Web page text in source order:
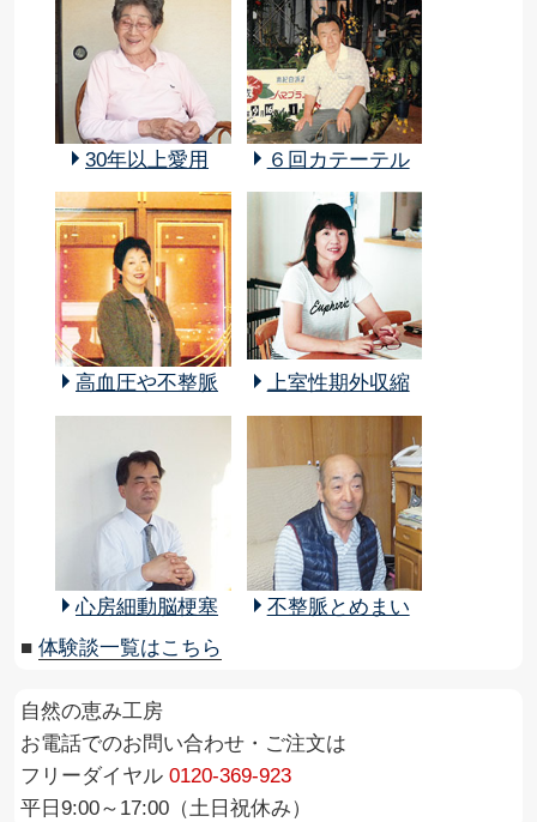
30年以上愛用 ６回カテーテル
高血圧や不整脈 上室性期外収縮
心房細動脳梗塞
不整脈とめまい
■体験談一覧はこちら
自然の恵み工房
お電話でのお問い合わせ・ご注文は
フリーダイヤル0120-369-923
平日9:00～17:00（土日祝休み）